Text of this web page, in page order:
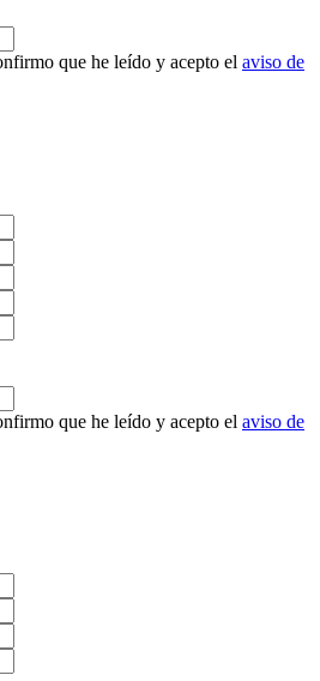
que he leído y acepto el aviso de
que he leído y acepto el aviso de